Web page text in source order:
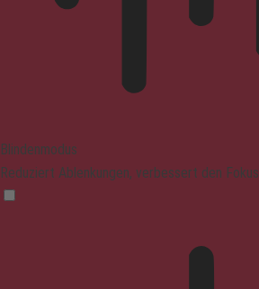
Blindenmodus
Reduziert Ablenkungen, verbessert den Fokus